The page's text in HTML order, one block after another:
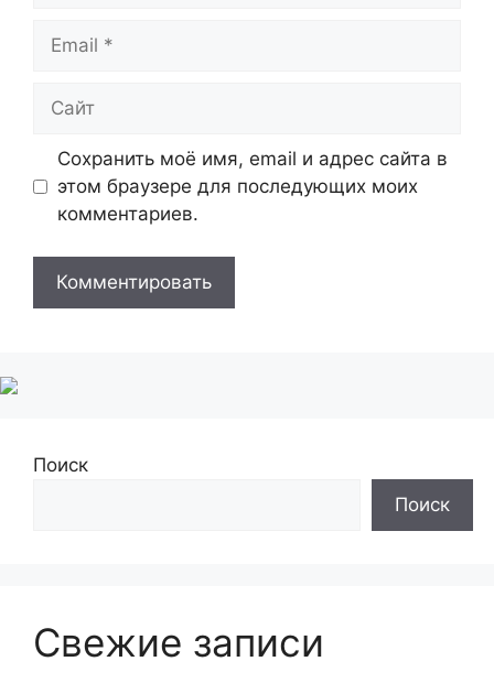
Email
Сайт
Сохранить моё имя, email и адрес сайта в
этом браузере для последующих моих
комментариев.
Поиск
Поиск
Свежие записи